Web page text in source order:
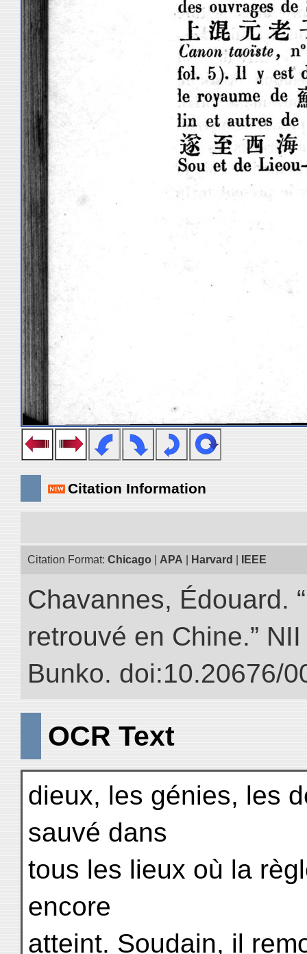
Citation Information
Citation Format: Chicago APA Harvard IEEE
Chavannes, Édouard.
retrouvé en Chine.”
Bunko. doi:10.20676/
OCR Text
dieux, les génies, les
sauvé dans
tous les lieux où la
encore
atteint. Soudain, il